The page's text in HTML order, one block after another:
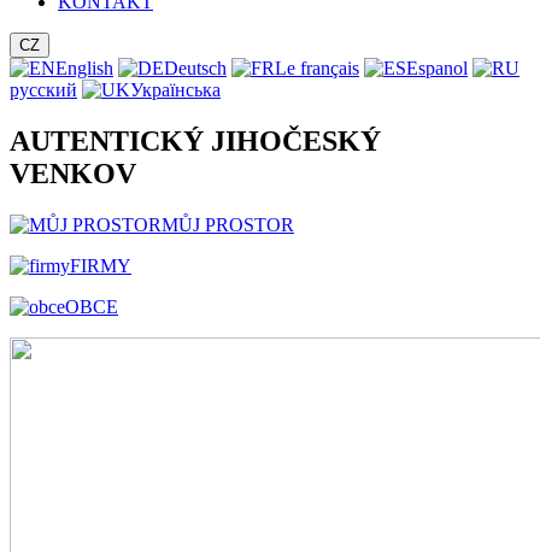
CZ
English Deutsch Le français
Espanol
русский
Українська
AUTENTICKÝ JIHOČESKÝ
VENKOV
MŮJ PROSTOR
FIRMY
OBCE